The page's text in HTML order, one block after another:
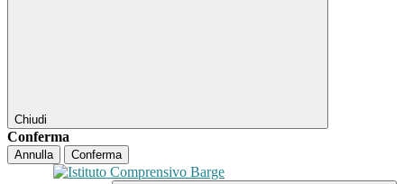
Chiudi
Conferma
Annulla Conferma